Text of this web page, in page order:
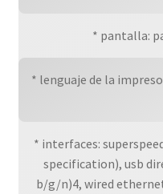
* pantalla:
* lenguaje de la
* interfaces:
specification), usb
b/g/n)4, wired